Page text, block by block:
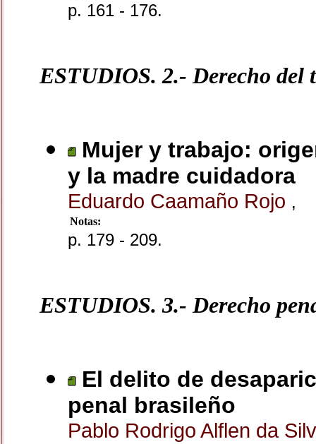
p. 161 - 176.
ESTUDIOS. 2.- Derecho del
Mujer y trabajo:
y la madre cuidadora
Eduardo Caamaño Rojo ,
Notas:
p. 179 - 209.
ESTUDIOS. 3.- Derecho
El delito de
penal brasileño
Pablo Rodrigo Alflen da